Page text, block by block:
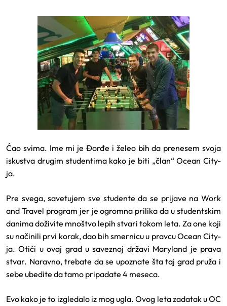
Ćao svima. Ime mi je Đorđe i želeo bih da prenesem svoja
iskustva drugim studentima kako je biti „član“ Ocean City-
ja.
Pre svega, savetujem sve studente da se prijave na Work
and Travel program jer je ogromna prilika da u studentskim
danima doživite mnoštvo lepih stvari tokom leta. Za one koji
su načinili prvi korak, dao bih smernicu u pravcu Ocean City-
ja.Otići u ovaj grad u saveznoj državi Maryland je prava
stvar. Naravno, trebate da se upoznate šta taj grad pruža i
sebe ubedite datamo pripadate 4 meseca.
Evo kako je to izgledalo iz mog ugla. Ovog leta zadatak u OC